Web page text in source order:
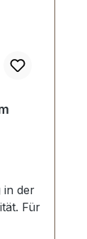
in der
Für